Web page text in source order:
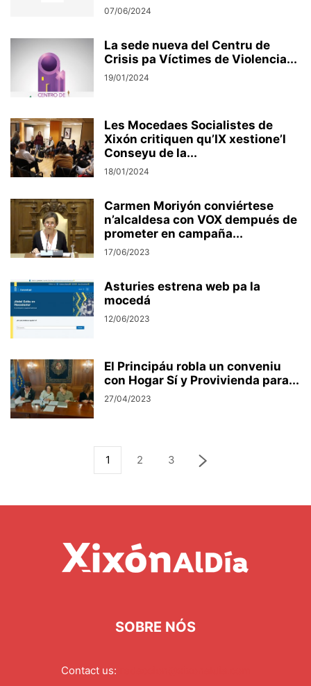
07/06/2024
La sede nueva del Centru de
Crisis pa Víctimes de Violencia...
19/01/2024
Les Mocedaes Socialistes de
Xixón critiquen qu’IX xestione’l
Conseyu de la...
18/01/2024
Carmen Moriyón conviértese
n’alcaldesa con VOX dempués de
prometer en campaña...
17/06/2023
Asturies estrena web pa la
mocedá
12/06/2023
El Principáu robla un conveniu
con Hogar Sí y Provivienda para...
27/04/2023
1 2 3
SOBRE NÓS
Contact us: